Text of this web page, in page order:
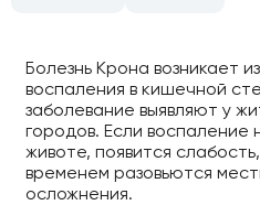
Болезнь Крона возникает
воспаления в кишечной
заболевание выявляют у
городов. Если воспаление
животе, появится
временем разовьются
осложнения.